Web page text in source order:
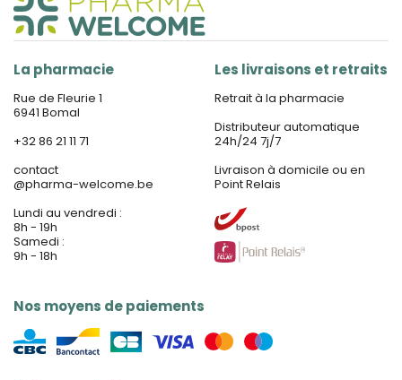
La pharmacie
Rue de Fleurie 1
6941 Bomal
+32 86 21 11 71
contact
@pharma-welcome.be
Lundi au vendredi :
8h - 19h
Samedi :
9h - 18h
Nos moyens de paiements
Les livraisons et retraits
Retrait à la pharmacie
Distributeur automatique
24h/24 7j/7
Livraison à domicile ou en
Point Relais